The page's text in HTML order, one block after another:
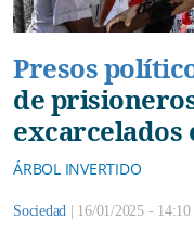
Presos
de
excarcelados
ÁRBOL INVERTIDO
Sociedad | 16/01/2025 - 14:10